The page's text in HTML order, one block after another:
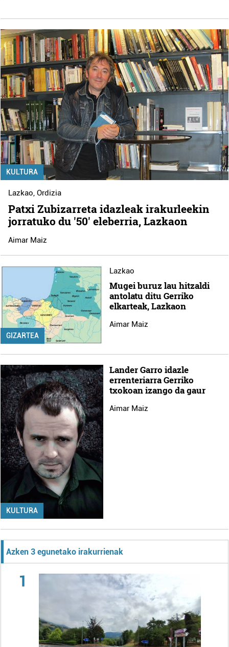
KULTURA
Lazkao,Ordizia
Patxi Zubizarreta idazleak irakurleekin
jorratuko du '50' eleberria, Lazkaon
Aimar Maiz
GIZARTEA
Lazkao
Mugei buruz lau hitzaldi
antolatu ditu Gerriko
elkarteak, Lazkaon
Aimar Maiz
KULTURA
Lander Garro idazle
errenteriarra Gerriko
txokoan izango da gaur
Aimar Maiz
Azken 3 egunetako irakurrienak
1